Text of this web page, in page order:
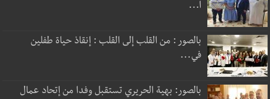
ا...
بالصور : من القلب إلى القلب : إنقاذ حياة طفلين
في...
بالصور: بهية الحريري تستقبل وفدا من إتحاد عمال